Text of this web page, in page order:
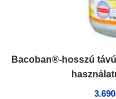
Bacoban®-hosszú